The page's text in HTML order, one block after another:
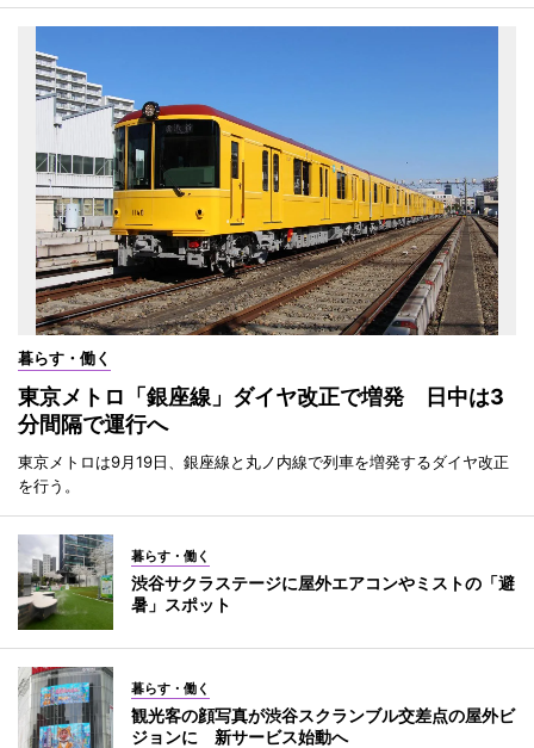
暮らす・働く
東京メトロ「銀座線」ダイヤ改正で増発 日中は3
分間隔で運行へ
東京メトロは9月19日、銀座線と丸ノ内線で列車を増発するダイヤ改正
を行う。
暮らす・働く
渋谷サクラステージに屋外エアコンやミストの「避
暑」スポット
暮らす・働く
観光客の顔写真が渋谷スクランブル交差点の屋外ビ
ジョンに 新サービス始動へ